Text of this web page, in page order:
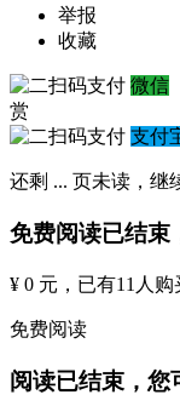
举报
收藏
微信
赏
支付
还剩 ... 页未读， 继
免费阅读已结束
¥ 0 元 ，已有11 人购
免费阅读
阅读已结束，您